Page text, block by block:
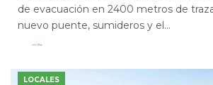
de evacuación en 2400 metros de
nuevo puente, sumideros y el...
Leer Más
LOCALES